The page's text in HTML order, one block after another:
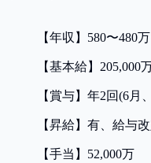
【年収 】 580〜480
【基本給】 205,000
【 賞与】 年2回(6月
【昇給】 有、給与
【手当 】 52,000万